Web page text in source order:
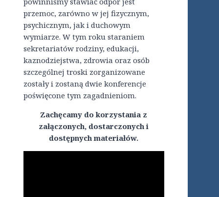
przemoc, zarówno w jej fizycznym,
psychicznym, jak i duchowym
wymiarze. W tym roku staraniem
sekretariatów rodziny, edukacji,
kaznodziejstwa, zdrowia oraz osób
szczególnej troski zorganizowane
zostały i zostaną dwie konferencje
poświęcone tym zagadnieniom.
Zachęcamy do korzystania z
załączonych, dostarczonych i
dostępnych materiałów.